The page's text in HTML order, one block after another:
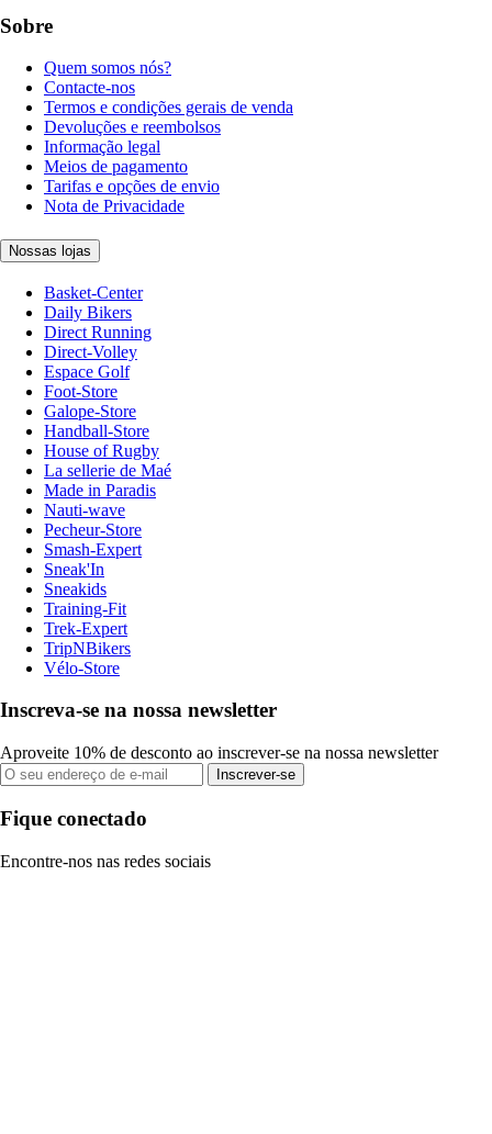
Sobre
Quem somos nós?
Contacte-nos
Termos e condições gerais de venda
Devoluções e reembolsos
Informação legal
Meios de pagamento
Tarifas e opções de envio
Nota de Privacidade
Nossas lojas
Basket-Center
Daily Bikers
Direct Running
Direct-Volley
Espace Golf
Foot-Store
Galope-Store
Handball-Store
House of Rugby
La sellerie de Maé
Made in Paradis
Nauti-wave
Pecheur-Store
Smash-Expert
Sneak'In
Sneakids
Training-Fit
Trek-Expert
TripNBikers
Vélo-Store
Inscreva-se na nossa newsletter
Aproveite 10% de desconto ao inscrever-se na nossa newsletter
Inscrever-se
Fique conectado
Encontre-nos nas redes sociais